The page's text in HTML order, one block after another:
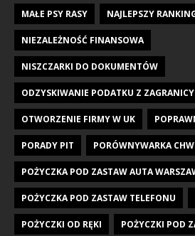
MAŁE PSY RASY NAJLEPSZY
NIEZALEŻNOŚĆ FINANSOWA
NISZCZARKI DO DOKUMENTÓW
ODZYSKIWANIE PODATKU Z ZAGRANICY
OTWORZENIE FIRMY W UK
PORADY PIT PORÓWNYWARKA
POŻYCZKA POD ZASTAW AUTA
POŻYCZKA POD ZASTAW TELEFONU
POŻYCZKI OD RĘKI POŻYCZKI POD